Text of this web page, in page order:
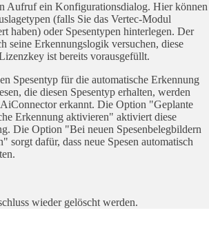
Aufruf ein Konfigurationsdialog. Hier können
(falls Sie das Vertec-Modul
haben) oder Spesentypen hinterlegen. Der
seine Erkennungslogik versuchen, diese
ist bereits vorausgefüllt.
Spesentyp für die automatische Erkennung
die diesen Spesentyp erhalten, werden
erkannt. Die Option "Geplante
Erkennung aktivieren" aktiviert diese
Die Option "Bei neuen Spesenbelegbildern
sorgt dafür, dass neue Spesen automatisch
wieder gelöscht werden.